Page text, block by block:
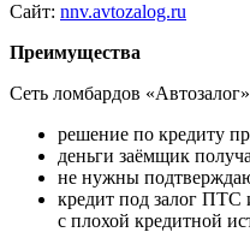
Сайт: nnv.avtozalog.ru
Преимущества
Сеть ломбардов
решение по кредиту
деньги заёмщик
не нужны
кредит под залог ПТС
с плохой кредитной